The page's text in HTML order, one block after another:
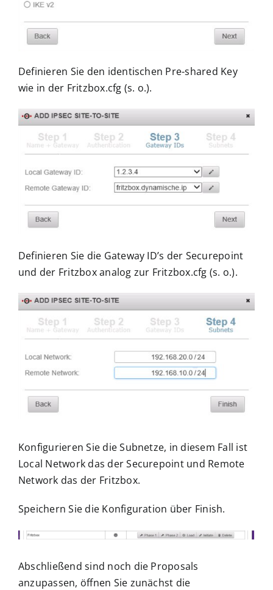
Definieren Sie den identischen Pre-shared Key
wie in der Fritzbox.cfg (s. o.).
Definieren Sie die Gateway ID’s der Securepoint
und der Fritzbox analog zur Fritzbox.cfg (s. o.).
Konfigurieren Sie die Subnetze, in diesem Fall ist
Local Network das der Securepoint und Remote
Network das der Fritzbox.
Speichern Sie die Konfiguration über Finish.
Abschließend sind noch die Proposals
anzupassen, öffnen Sie zunächst die